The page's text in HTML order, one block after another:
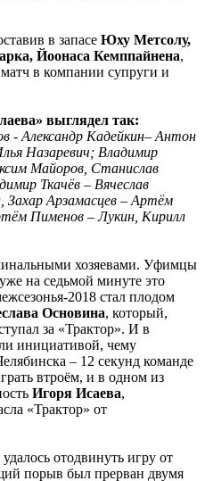
в запасе Юху Метсолу,
Йоонаса Кемппайнена,
в компании супруги и
выглядел так:
Александр Кадейкин– Антон
Назаревич; Владимир
Майоров, Станислав
Ткачёв – Вячеслав
Захар Арзамасцев – Артём
Пименов – Лукин, Кирилл
хозяевами. Уфимцы
на седьмой минуте это
2018 стал плодом
Основина, который,
за «Трактор». И в
инициативой, чему
– 12 секунд команде
втроём, и в одном из
Игоря Исаева,
«Трактор» от
отодвинуть игру от
порыв был прерван двумя